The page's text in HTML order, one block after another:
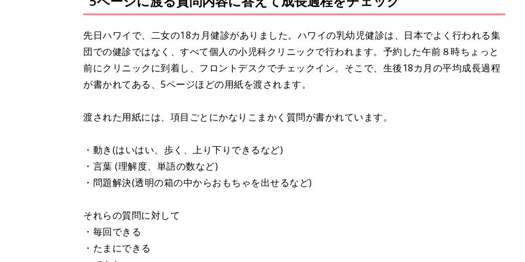
u
t
e
先日ハワイで、二女の18カ月健診がありました。ハワイの乳幼児健診は、日本でよく行われる集
団での健診ではなく、すべて個人の小児科クリニックで行われます。予約した午前８時ちょっと
前にクリニックに到着し、フロントデスクでチェックイン。そこで、生後18カ月の平均成長過程
が書かれてある、5ページほどの用紙を渡されます。
渡された用紙には、項目ごとにかなりこまかく質問が書かれています。
・動き(はいはい、歩く、上り下りできるなど)
・言葉 (理解度、単語の数など)
・問題解決(透明の箱の中からおもちゃを出せるなど)
それらの質問に対して
・毎回できる
・たまにできる